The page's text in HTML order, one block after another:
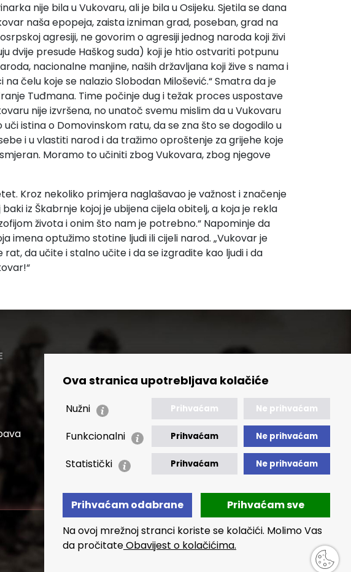
Ova stranica upotrebljava kolačiće
Nužni Prihvaćam Ne prihvaćam
Funkcionalni Prihvaćam Ne prihvaćam
Statistički Prihvaćam Ne prihvaćam
Prihvaćam odabrane
Prihvaćam sve
Na ovoj mrežnoj stranci koriste se kolačići. Molimo Vas
da pročitateObavijest o kolačićima.
nije bila u Vukovaru, ali je bila u Osijeku. Sjetila se dana
naša epopeja, zaista izniman grad, poseban, grad na
agresiji, ne govorim o agresiji jednog naroda koji živi
dvije presude Haškog suda) koji je htio ostvariti potpunu
nacionalne manjine, naših državljana koji žive s nama i
čelu koje se nalazio Slobodan Milošević.“ Smatra da je
Tuđmana. Time počinje dug i težak proces uspostave
nije izvršena, no unatoč svemu mislim da u Vukovaru
istina o Domovinskom ratu, da se zna što se dogodilo u
i u vlastiti narod i da tražimo oproštenje za grijehe koje
Moramo to učiniti zbog Vukovara, zbog njegove
Kroz nekoliko primjera naglašavao je važnost i značenje
iz Škabrnje kojoj je ubijena cijela obitelj, a koja je rekla
života i onim što nam je potrebno.“ Napominje da
imena optužimo stotine ljudi ili cijeli narod. „Vukovar je
da učite i stalno učite i da se izgradite kao ljudi i da
🢒 Izvještaji
🢒 Izjava o pristupačnosti